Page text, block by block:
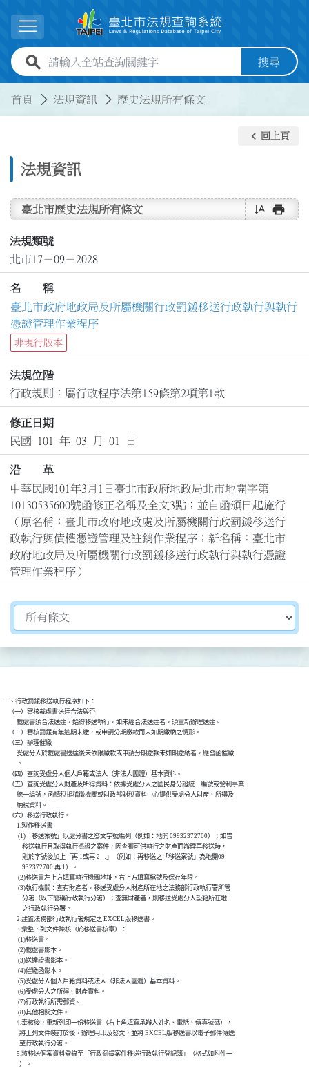
展開選單
全站查詢關鍵字欄位 搜尋
首頁 法規資訊 歷史法規所有條文
法規資訊
keyboard_arrow_left 回上頁
臺北市歷史法規所有條文 text_rotate_vertical print
法規類號
北市17－09－2028
名 稱
臺北市政府地政局及所屬機關行政罰鍰移送行政執行與執行
憑證管理作業程序
非現行版本
法規位階
行政規則：屬行政程序法第159條第2項第1款
修正日期
民國 101 年 03 月 01 日
沿 革
中華民國101年3月1日臺北市政府地政局北市地開字第
10130535600號函修正名稱及全文3點；並自函頒日起施行
（原名稱：臺北市政府地政處及所屬機關行政罰鍰移送行
政執行與債權憑證管理及註銷作業程序；新名稱：臺北市
政府地政局及所屬機關行政罰鍰移送行政執行與執行憑證
管理作業程序）
切換選擇法規資訊內容
一、行政罰鍰移送執行程序如下：
    （一）審核裁處書送達合法與否
          裁處書須合法送達，始得移送執行，如未經合法送達者，須重新辦理送達。
    （二）審核罰鍰有無逾期未繳，或申請分期繳款而未如期繳納之情形。
    （三）辦理催繳
          受處分人於裁處書送達後未依限繳款或申請分期繳款未如期繳納者，應發函催繳
          。
    （四）查詢受處分人個人戶籍或法人（非法人團體）基本資料。
    （五）查詢受處分人財產及所得資料：依據受處分人之國民身分證統一編號或營利事業
          統一編號，函請稅捐稽徵機關或財政部財稅資料中心提供受處分人財產、所得及
          納稅資料。
    （六）移送行政執行。
          1.製作移送書
           (1)「移送案號」以處分書之發文字號編列（例如：地開 09932372700）；如曾
              移送執行且取得執行憑證之案件，因查獲可供執行之財產而辦理再移送時，
              則於字號後加上「再 1或再 2…」（例如：再移送之「移送案號」為地開09
              932372700 再 1）。
           (2)移送書左上方填寫執行機關地址，右上方填寫檔號及保存年限。
           (3)執行機關：查有財產者，移送受處分人財產所在地之法務部行政執行署所管
              分署（以下簡稱行政執行分署）；查無財產者，則移送受處分人設籍所在地
              之行政執行分署。
          2.建置法務部行政執行署規定之 EXCEL版移送書。
          3.彙整下列文件陳核（於移送書核章）：
           (1)移送書。
           (2)裁處書影本。
           (3)送達證書影本。
           (4)催繳函影本。
           (5)受處分人個人戶籍資料或法人（非法人團體）基本資料。
           (6)受處分人之所得、財產資料。
           (7)行政執行所需郵資。
           (8)其他相關文件。
          4.奉核後，重新列印一份移送書（右上角填寫承辦人姓名、電話、傳真號碼），
            將上列文件裝訂於後，辦理用印及發文，並將 EXCEL版移送書以電子郵件傳送
            至行政執行分署。
          5.將移送個案資料登錄至「行政罰鍰案件移送行政執行登記簿」（格式如附件一